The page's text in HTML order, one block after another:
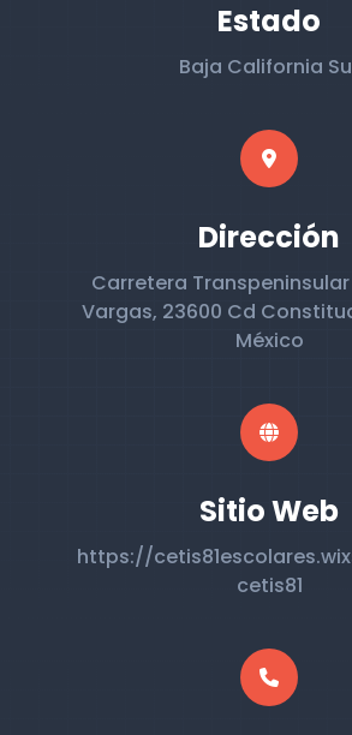
Estado
Baja California
Dirección
Carretera Transpeninsular
Vargas, 23600 Cd
México
Sitio Web
https://
cetis81